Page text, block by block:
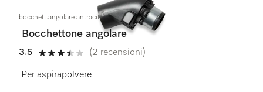
bocchett.angolare antracite
Bocchettone angolare
3.5
3.5 stelle su 5
(2 recensioni)
Per aspirapolvere